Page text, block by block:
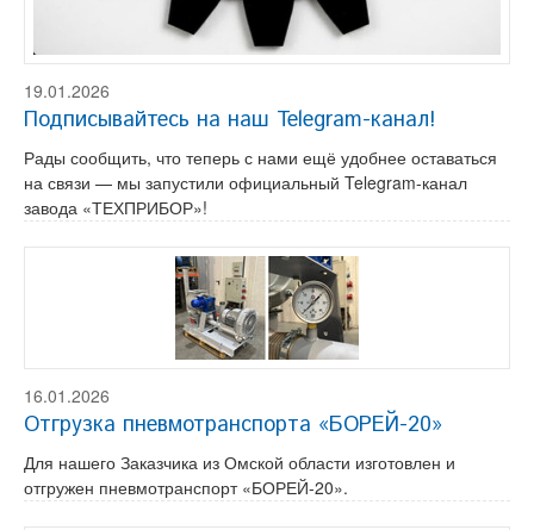
19.01.2026
Подписывайтесь на наш Telegram-канал!
Рады сообщить, что теперь с нами ещё удобнее оставаться
на связи — мы запустили официальный Telegram-канал
завода «ТЕХПРИБОР»!
16.01.2026
Отгрузка пневмотранспорта «БОРЕЙ-20»
Для нашего Заказчика из Омской области изготовлен и
отгружен пневмотранспорт «БОРЕЙ-20».